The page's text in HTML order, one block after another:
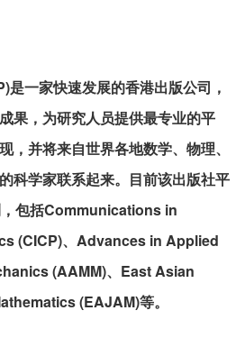
一家快速发展的香港出版公司，
果，为研究人员提供最专业的平
，并将来自世界各地数学、物理、
科学家联系起来。目前该出版社平
包括Communications in
(CICP)、Advances in Applied
(AAMM)、East Asian
(EAJAM)等。